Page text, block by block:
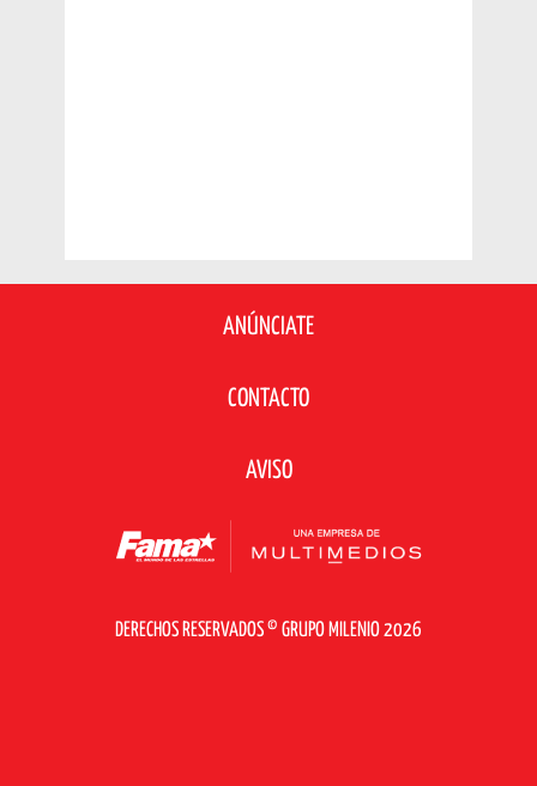
ANÚNCIATE
CONTACTO
AVISO
DERECHOS RESERVADOS © GRUPO MILENIO 2026